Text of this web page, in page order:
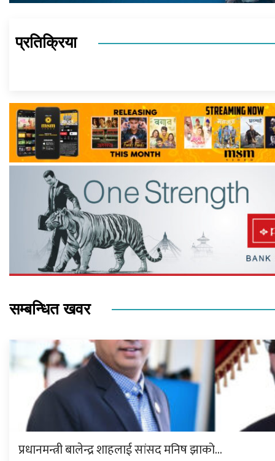
प्रतिक्रिया
सम्बन्धित खवर
प्रधानमन्त्री बालेन्द्र शाहलाई सांसद मनिष झाको…